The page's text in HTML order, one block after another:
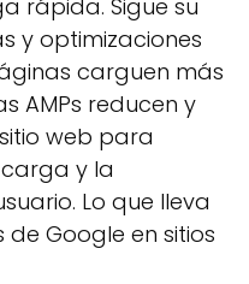
rápida. Sigue su
y optimizaciones
carguen más
AMPs reducen y
web para
y la
Lo que lleva
Google en sitios